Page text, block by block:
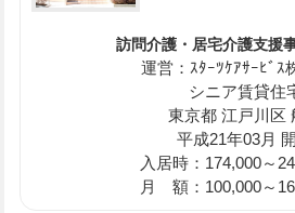
訪問介護・居宅介護支援
運営：ｽﾀｰﾂｹｱｻｰﾋﾞｽ
シニア賃貸住
東京都 江戸川区
平成21年03月
入居時：174,000～
月 額：100,000～